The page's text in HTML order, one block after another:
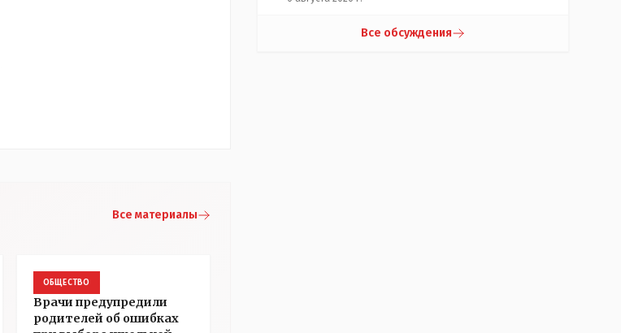
Все материалы
ОБЩЕСТВО
Врачи предупредили
родителей об ошибках
Все обсуждения